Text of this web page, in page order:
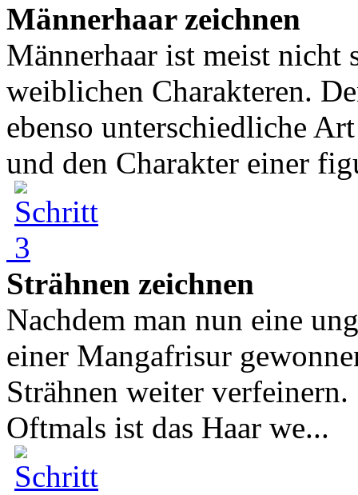
Männerhaar zeichnen
Männerhaar ist meist nicht
weiblichen Charakteren.
ebenso unterschiedliche
und den Charakter einer
Strähnen zeichnen
Nachdem man nun eine
einer Mangafrisur
Strähnen weiter
Oftmals ist das Haar we...